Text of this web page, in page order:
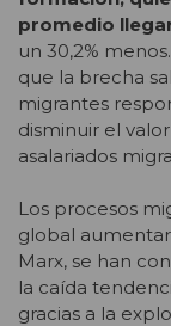
promedio
un 30,2%
que la brecha
migrantes
disminuir el
asalariados
Los procesos
global
Marx, se han
la caída
gracias a la